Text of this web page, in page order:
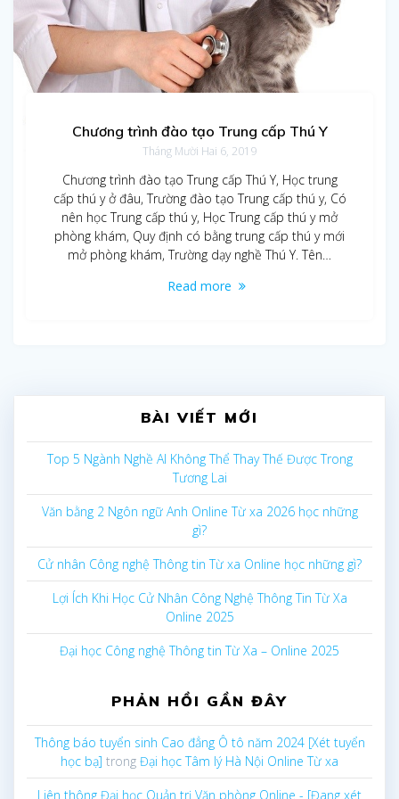
Chương trình đào tạo Trung cấp Thú Y
Tháng Mười Hai 6, 2019
Chương trình đào tạo Trung cấp Thú Y, Học trung
cấp thú y ở đâu, Trường đào tạo Trung cấp thú y, Có
nên học Trung cấp thú y, Học Trung cấp thú y mở
phòng khám, Quy định có bằng trung cấp thú y mới
mở phòng khám, Trường dạy nghề Thú Y. Tên…
Read more
BÀI VIẾT MỚI
Top 5 Ngành Nghề AI Không Thể Thay Thế Được Trong
Tương Lai
Văn bằng 2 Ngôn ngữ Anh Online Từ xa 2026 học những
gì?
Cử nhân Công nghệ Thông tin Từ xa Online học những gì?
Lợi Ích Khi Học Cử Nhân Công Nghệ Thông Tin Từ Xa
Online 2025
Đại học Công nghệ Thông tin Từ Xa – Online 2025
PHẢN HỒI GẦN ĐÂY
Thông báo tuyển sinh Cao đẳng Ô tô năm 2024 [Xét tuyển
học bạ] trong Đại học Tâm lý Hà Nội Online Từ xa
Liên thông Đại học Quản trị Văn phòng Online - [Đang xét